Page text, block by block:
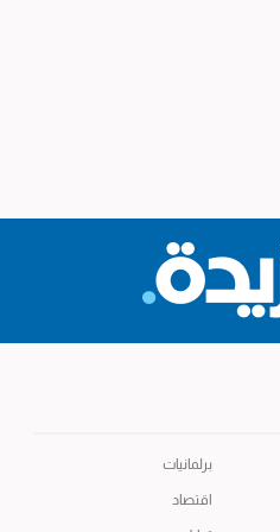
برلمانيات
اقتصاد